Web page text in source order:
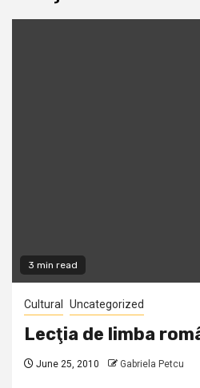
3 min read
Cultural Uncategorized
Lecţia de limba
June 25, 2010 Gabriela Petcu